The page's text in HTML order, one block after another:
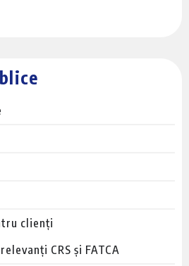
clienți
CRS și FATCA